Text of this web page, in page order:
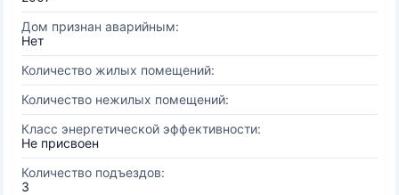
Дом признан аварийным:
Нет
Количество жилых помещений:
Количество нежилых помещений:
Класс энергетической эффективности:
Не присвоен
Количество подъездов:
3